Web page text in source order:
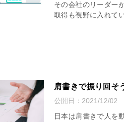
その会社のリーダー
取得も視野に入れて
肩書きで振り回そ
公開日： 2021/12/02
日本は肩書きで人を